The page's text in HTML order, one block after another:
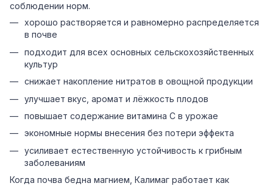
соблюдении норм.
хорошо растворяется и равномерно распределяется
в почве
подходит для всех основных сельскохозяйственных
культур
снижает накопление нитратов в овощной продукции
улучшает вкус, аромат и лёжкость плодов
повышает содержание витамина C в урожае
экономные нормы внесения без потери эффекта
усиливает естественную устойчивость к грибным
заболеваниям
Когда почва бедна магнием, Калимаг работает как